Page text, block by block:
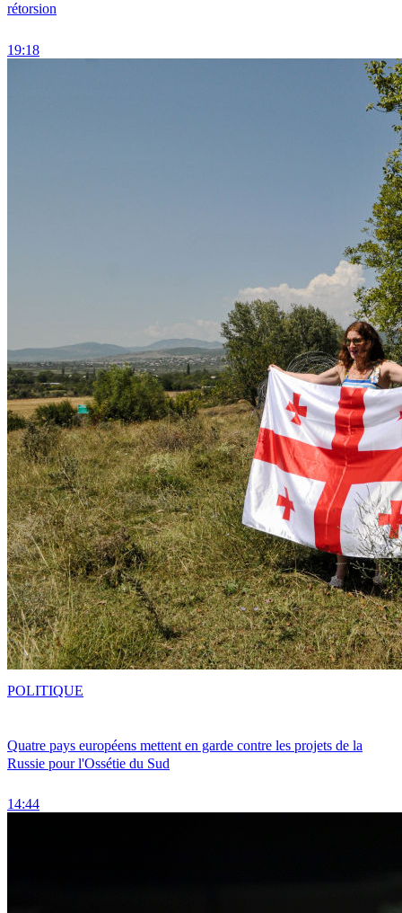
rétorsion
19:18
Quatre pays européens mettent en garde contre les projets de la
Russie pour l'Ossétie du Sud
14:44
POLITIQUE